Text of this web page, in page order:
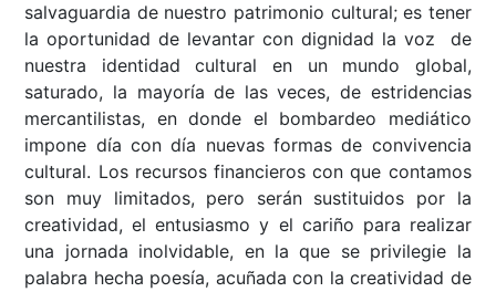
salvaguardia de nuestro patrimonio cultural; es tener
la oportunidad de levantar con dignidad la voz de
nuestra identidad cultural en un mundo global,
saturado, la mayoría de las veces, de estridencias
mercantilistas, en donde el bombardeo mediático
impone día con día nuevas formas de convivencia
cultural. Los recursos financieros con que contamos
son muy limitados, pero serán sustituidos por la
creatividad, el entusiasmo y el cariño para realizar
una jornada inolvidable, en la que se privilegie la
palabra hecha poesía, acuñada con la creatividad de